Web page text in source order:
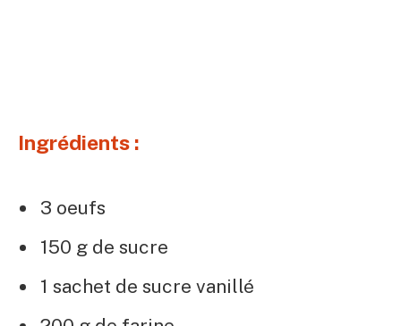
Ingrédients :
3 oeufs
150 g de sucre
1 sachet de sucre vanillé